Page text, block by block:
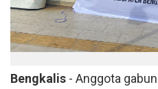
Bengkalis - Anggota